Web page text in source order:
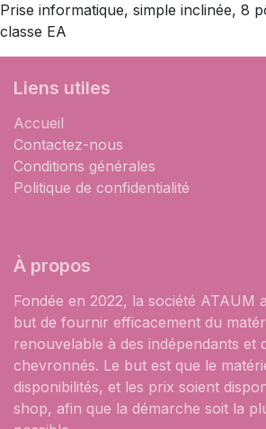
Prise informatique, simple inclinée, 8
classe EA
Liens utiles
Accueil
Contactez-nous
Conditions générales
Politique de confidentialité
À propos
Fondée en 2022, la société ATAUM
but de fournir efficacement du
renouvelable à des indépendants et
chevronnés. Le but est que le
disponibilités, et les prix soient
shop, afin que la démarche soit la